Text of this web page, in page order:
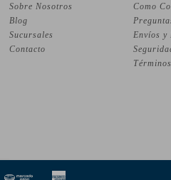
Sobre Nosotros
Blog
Sucursales
Contacto
Como
Envíos y